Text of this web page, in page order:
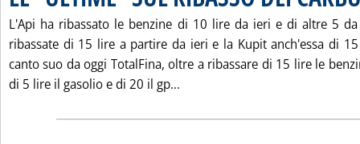
L'Api ha ribassato le benzine di 10 lire da ieri e di altre 5
ribassate di 15 lire a partire da ieri e la Kupit anch'essa di
canto suo da oggi TotalFina, oltre a ribassare di 15 lire le
di 5 lire il gasolio e di 20 il gp...